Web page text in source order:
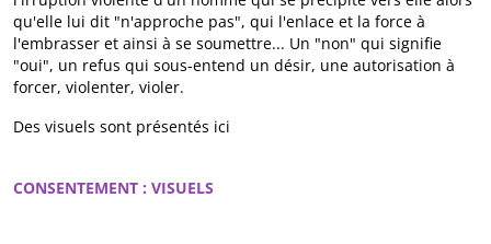
qu'elle lui dit "n'approche pas", qui l'enlace et la force à
l'embrasser et ainsi à se soumettre... Un "non" qui signifie
"oui", un refus qui sous-entend un désir, une autorisation à
forcer, violenter, violer.
Des visuels sont présentés ici
CONSENTEMENT : VISUELS